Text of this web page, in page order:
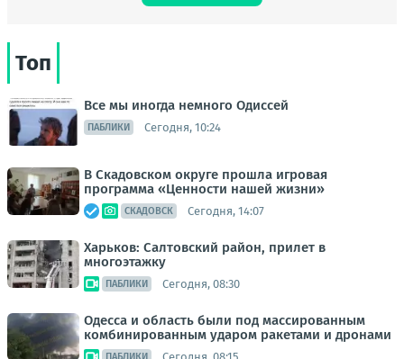
Топ
Все мы иногда немного Одиссей
ПАБЛИКИ Сегодня, 10:24
В Скадовском округе прошла игровая
программа «Ценности нашей жизни»
СКАДОВСК Сегодня, 14:07
Харьков: Салтовский район, прилет в
многоэтажку
ПАБЛИКИ Сегодня, 08:30
Одесса и область были под массированным
комбинированным ударом ракетами и дронами
Сегодня, 08:15